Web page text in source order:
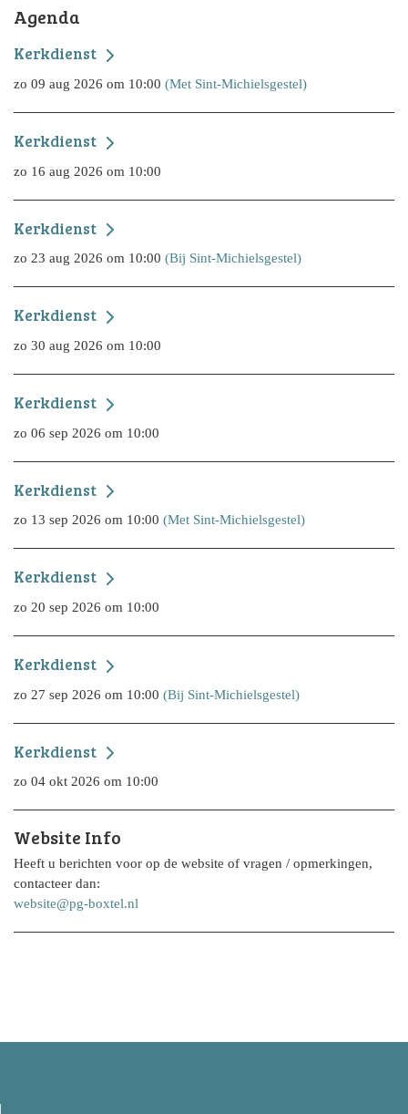
Agenda
Kerkdienst
zo 09 aug 2026 om 10:00 (Met Sint-Michielsgestel)
Kerkdienst
zo 16 aug 2026 om 10:00
Kerkdienst
zo 23 aug 2026 om 10:00 (Bij Sint-Michielsgestel)
Kerkdienst
zo 30 aug 2026 om 10:00
Kerkdienst
zo 06 sep 2026 om 10:00
Kerkdienst
zo 13 sep 2026 om 10:00 (Met Sint-Michielsgestel)
Kerkdienst
zo 20 sep 2026 om 10:00
Kerkdienst
zo 27 sep 2026 om 10:00 (Bij Sint-Michielsgestel)
Kerkdienst
zo 04 okt 2026 om 10:00
Website Info
Heeft u berichten voor op de website of vragen / opmerkingen,
contacteer dan:
website@pg-boxtel.nl